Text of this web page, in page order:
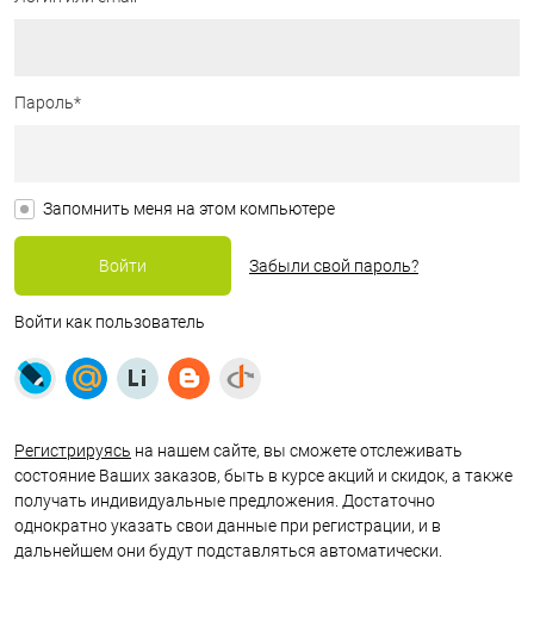
Пароль*
Запомнить меня на этом компьютере
Забыли свой пароль?
Войти как пользователь
Регистрируясь на нашем сайте, вы сможете отслеживать
состояние Ваших заказов, быть в курсе акций и скидок, а также
получать индивидуальные предложения. Достаточно
однократно указать свои данные при регистрации, и в
дальнейшем они будут подставляться автоматически.